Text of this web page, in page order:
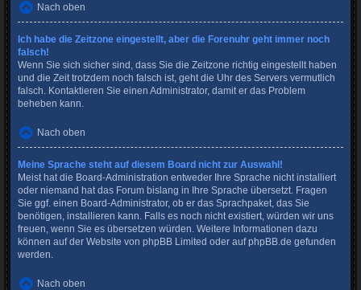
Nach oben
Ich habe die Zeitzone eingestellt, aber die Forenuhr geht immer noch
falsch!
Wenn Sie sich sicher sind, dass Sie die Zeitzone richtig eingestellt haben
und die Zeit trotzdem noch falsch ist, geht die Uhr des Servers vermutlich
falsch. Kontaktieren Sie einen Administrator, damit er das Problem
beheben kann.
Nach oben
Meine Sprache steht auf diesem Board nicht zur Auswahl!
Meist hat die Board-Administration entweder Ihre Sprache nicht installiert
oder niemand hat das Forum bislang in Ihre Sprache übersetzt. Fragen
Sie ggf. einen Board-Administrator, ob er das Sprachpaket, das Sie
benötigen, installieren kann. Falls es noch nicht existiert, würden wir uns
freuen, wenn Sie es übersetzen würden. Weitere Informationen dazu
können auf der Website von phpBB Limited oder aufphpBB.de gefunden
werden.
Nach oben